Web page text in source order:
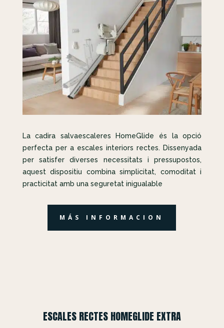
La cadira salvaescaleres HomeGlide és la opció
perfecta per a escales interiors rectes. Dissenyada
per satisfer diverses necessitats i pressupostos,
aquest dispositiu combina simplicitat, comoditat i
practicitat amb una seguretat inigualable
MÁS INFORMACION
ESCALES RECTES HOMEGLIDE EXTRA